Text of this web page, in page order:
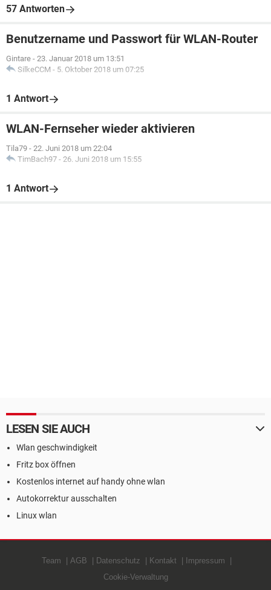
57 Antworten
Benutzername und Passwort für WLAN-Router
Gintare - 23. Januar 2018 um 13:51
SilkeCCM - 5. Oktober 2018 um 07:25
1 Antwort
WLAN-Fernseher wieder aktivieren
Tila79 - 22. Juni 2018 um 22:04
TimBach97 - 26. Juni 2018 um 15:55
1 Antwort
LESEN SIE AUCH
Wlan geschwindigkeit
Fritz box öffnen
Kostenlos internet auf handy ohne wlan
Autokorrektur ausschalten
Linux wlan
Team AGB Datenschutz Kontakt
Impressum
Cookie-Verwaltung